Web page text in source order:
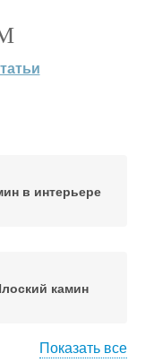
в интерьере
камин
Показать все